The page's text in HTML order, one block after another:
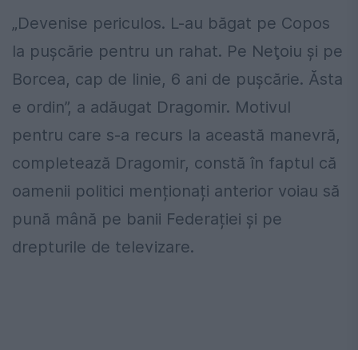
„Devenise periculos. L-au băgat pe Copos
la puşcărie pentru un rahat. Pe Neţoiu şi pe
Borcea, cap de linie, 6 ani de puşcărie. Ăsta
e ordin”, a adăugat Dragomir. Motivul
pentru care s-a recurs la această manevră,
completează Dragomir, constă în faptul că
oamenii politici menționați anterior voiau să
pună mână pe banii Federației și pe
drepturile de televizare.